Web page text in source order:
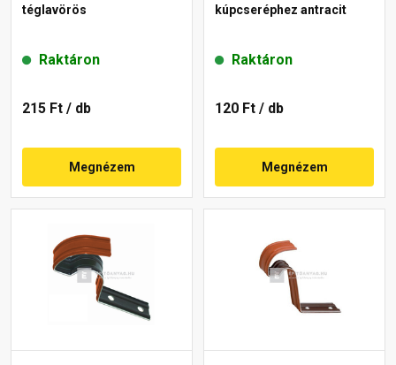
téglavörös
Raktáron
215 Ft / db
Megnézem
kúpcseréphez antracit
Raktáron
120 Ft / db
Megnézem